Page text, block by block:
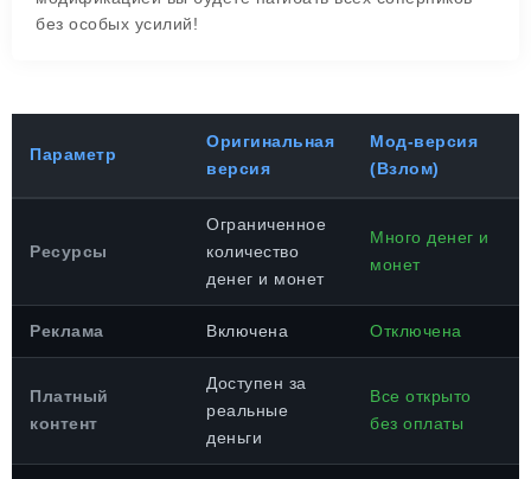
без особых усилий!
Параметр
Оригинальная
версия
Мод-версия
(Взлом)
Ресурсы
Ограниченное
количество
денег и монет
Много денег и
монет
Реклама Включена Отключена
Платный
контент
Доступен за
реальные
деньги
Все открыто
без оплаты